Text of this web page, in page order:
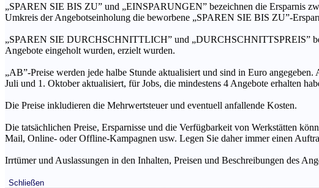
„SPAREN SIE BIS ZU” und „EINSPARUNGEN” bezeichnen die Ersparnis
Umkreis der Angebotseinholung die beworbene „SPAREN SIE BIS ZU”-
„SPAREN SIE DURCHSCHNITTLICH” und „DURCHSCHNITTSPREIS”
Angebote eingeholt wurden, erzielt wurden.
„AB”-Preise werden jede halbe Stunde aktualisiert und sind in Euro
Juli und 1. Oktober aktualisiert, für Jobs, die mindestens 4 Angebote erhalten
Die Preise inkludieren die Mehrwertsteuer und eventuell anfallende Kosten.
Die tatsächlichen Preise, Ersparnisse und die Verfügbarkeit von Werkstätten
Mail, Online- oder Offline-Kampagnen usw. Legen Sie daher immer einen
Irrtümer und Auslassungen in den Inhalten, Preisen und Beschreibungen des
Schließen